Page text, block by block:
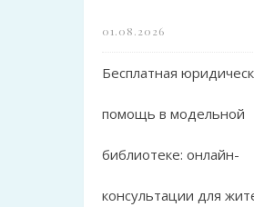
01.08.2026
Бесплатная
помощь в модельной
библиотеке: онлайн-
консультации для